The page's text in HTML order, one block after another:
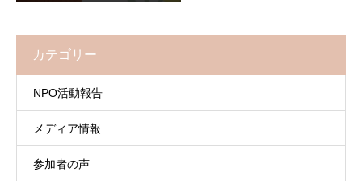
カテゴリー
NPO活動報告
メディア情報
参加者の声